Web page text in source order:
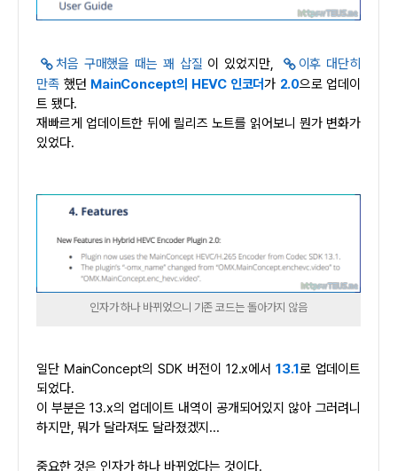
처음 구매했을 때는 꽤 삽질 이 있었지만,
이후 대단히
만족 했던 MainConcept의 HEVC 인코더가 2.0으로 업데이
트 됐다.
재빠르게 업데이트한 뒤에 릴리즈 노트를 읽어보니 뭔가 변화가
있었다.
인자가 하나 바뀌었으니 기존 코드는 돌아가지 않음
일단 MainConcept의 SDK 버전이 12.x에서13.1로 업데이트
되었다.
이 부분은 13.x의 업데이트 내역이 공개되어있지 않아 그러려니
하지만, 뭐가 달라져도 달라졌겠지...
중요한 것은 인자가 하나 바뀌었다는 것이다.